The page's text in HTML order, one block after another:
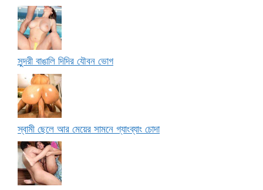
সুন্দরী বাঙালি দিদির যৌবন ভোগ
স্বামী ছেলে আর মেয়ের সামনে গ্যাংব্যাং চোদা